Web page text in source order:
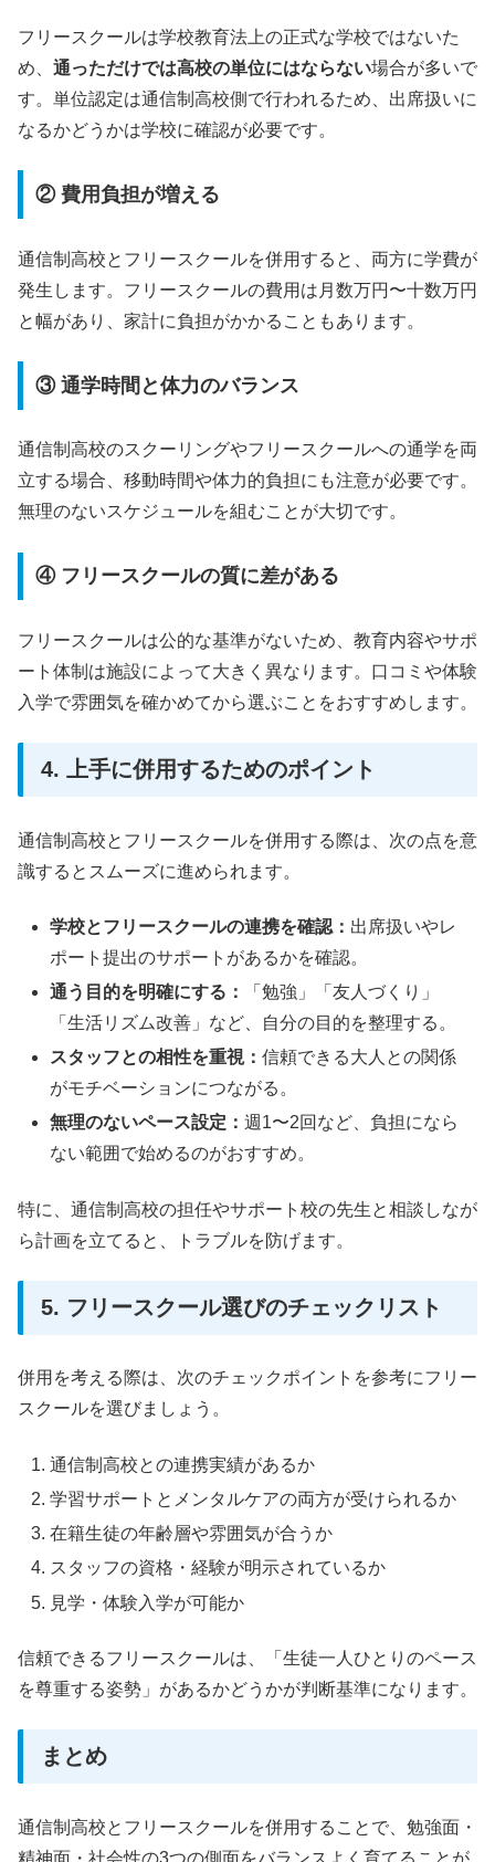
フリースクールは学校教育法上の正式な学校ではないた
め、 通っただけでは高校の単位にはならない場合が多いで
す。単位認定は通信制高校側で行われるため、出席扱いに
なるかどうかは学校に確認が必要です。
② 費用負担が増える
通信制高校とフリースクールを併用すると、両方に学費が
発生します。フリースクールの費用は月数万円〜十数万円
と幅があり、家計に負担がかかることもあります。
③ 通学時間と体力のバランス
通信制高校のスクーリングやフリースクールへの通学を両
立する場合、移動時間や体力的負担にも注意が必要です。
無理のないスケジュールを組むことが大切です。
④ フリースクールの質に差がある
フリースクールは公的な基準がないため、教育内容やサポ
ート体制は施設によって大きく異なります。口コミや体験
入学で雰囲気を確かめてから選ぶことをおすすめします。
4. 上手に併用するためのポイント
通信制高校とフリースクールを併用する際は、次の点を意
識するとスムーズに進められます。
学校とフリースクールの連携を確認： 出席扱いやレ
ポート提出のサポートがあるかを確認。
通う目的を明確にする：
「勉強」「友人づくり」
「生活リズム改善」など、自分の目的を整理する。
スタッフとの相性を重視：信頼できる大人との関係
がモチベーションにつながる。
無理のないペース設定：週1〜2回など、負担になら
ない範囲で始めるのがおすすめ。
特に、通信制高校の担任やサポート校の先生と相談しなが
ら計画を立てると、トラブルを防げます。
5. フリースクール選びのチェックリスト
併用を考える際は、次のチェックポイントを参考にフリー
スクールを選びましょう。
通信制高校との連携実績があるか
学習サポートとメンタルケアの両方が受けられるか
在籍生徒の年齢層や雰囲気が合うか
スタッフの資格・経験が明示されているか
見学・体験入学が可能か
信頼できるフリースクールは、「生徒一人ひとりのペース
を尊重する姿勢」があるかどうかが判断基準になります。
まとめ
通信制高校とフリースクールを併用することで、勉強面・
精神面・社会性の3つの側面をバランスよく育てることが